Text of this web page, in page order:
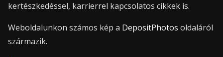
kertészkedéssel, karrierrel kapcsolatos cikkek is.
Weboldalunkon számos kép a DepositPhotos oldaláról
származik.